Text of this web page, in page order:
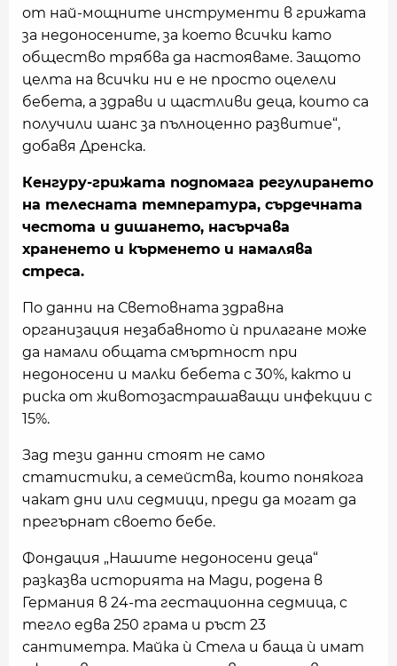
от най-мощните инструменти в грижата
за недоносените, за което всички като
общество трябва да настояваме. Защото
целта на всички ни е не просто оцелели
бебета, а здрави и щастливи деца, които са
получили шанс за пълноценно развитие“,
добавя Дренска.
Кенгуру-грижата подпомага регулирането
на телесната температура, сърдечната
честота и дишането, насърчава
храненето и кърменето и намалява
стреса.
По данни на Световната здравна
организация незабавното ѝ прилагане може
да намали общата смъртност при
недоносени и малки бебета с 30%, както и
риска от животозастрашаващи инфекции с
15%.
Зад тези данни стоят не само
статистики, а семейства, които понякога
чакат дни или седмици, преди да могат да
прегърнат своето бебе.
Фондация „Нашите недоносени деца“
разказва историята на Мади, родена в
Германия в 24-та гестационна седмица, с
тегло едва 250 грама и ръст 23
сантиметра. Майка ѝ Стела и баща ѝ имат